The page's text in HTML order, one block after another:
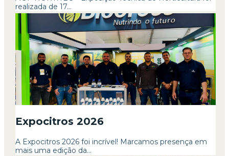
realizada de 17...
Expocitros 2026
A Expocitros 2026 foi incrível! Marcamos presença em
mais uma edição da...